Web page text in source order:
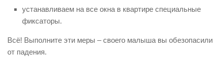
СМИ о нас
Конкурсы
Наша работа
устанавливаем на все окна в квартире специальные
фиксаторы.
Всё! Выполните эти меры – своего малыша вы обезопасили
от падения.